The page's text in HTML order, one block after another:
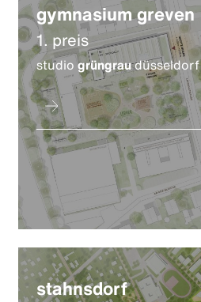
gymnasium greven
1. preis
studiogrüngraudüsseldorf
stahnsdorf